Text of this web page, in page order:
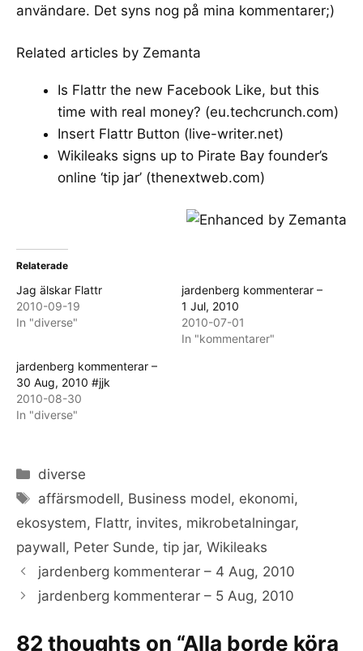
användare. Det syns nog på mina kommentarer;)
Related articles by Zemanta
Is Flattr the new Facebook Like, but this
time with real money? (eu.techcrunch.com)
Insert Flattr Button (live-writer.net)
Wikileaks signs up to Pirate Bay founder’s
online ‘tip jar’ (thenextweb.com)
Relaterade
Jag älskar Flattr
2010-09-19
In "diverse"
jardenberg kommenterar –
1 Jul, 2010
2010-07-01
In "kommentarer"
jardenberg kommenterar –
30 Aug, 2010 #jjk
2010-08-30
In "diverse"
Categories
diverse
Tags
affärsmodell, Business model, ekonomi,
ekosystem, Flattr, invites, mikrobetalningar,
paywall, Peter Sunde, tip jar, Wikileaks
jardenberg kommenterar – 4 Aug, 2010
jardenberg kommenterar – 5 Aug, 2010
82 thoughts on “Alla borde köra